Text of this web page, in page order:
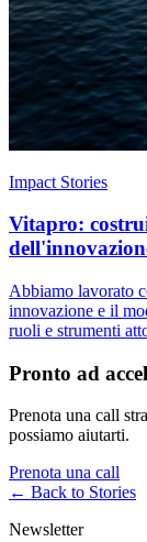
Impact Stories
Vitapro:
Abbiamo lavorato
innovazione e il
ruoli e strumenti
Pronto ad
Prenota una call
possiamo aiutarti.
Prenota una call
← Back to Stories
Newsletter